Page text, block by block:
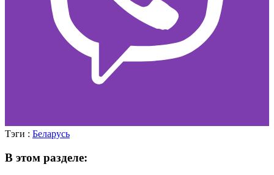
Тэги : Беларусь
В этом разделе: